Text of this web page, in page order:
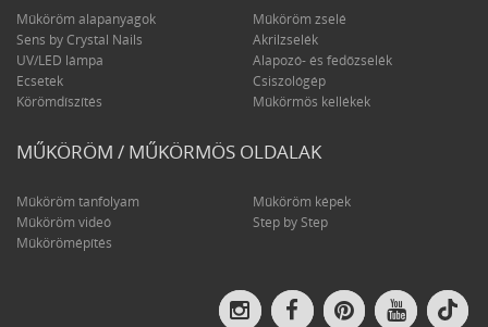
Műköröm alapanyagok
Műköröm zselé
Sens by Crystal Nails
Akrilzselék
UV/LED lámpa
Alapozó- és fedőzselék
Ecsetek
Csiszológép
Körömdíszítés
Műkörmös kellékek
MŰKÖRÖM / MŰKÖRMÖS OLDALAK
Műköröm tanfolyam
Műköröm képek
Műköröm videó
Step by Step
Műkörömépítés
Crystal
Crystal Crystal Crystal